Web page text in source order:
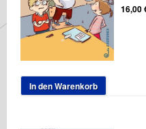
16,00
In den Warenkorb